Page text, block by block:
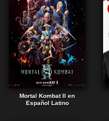
Mortal Kombat II en
Español Latino